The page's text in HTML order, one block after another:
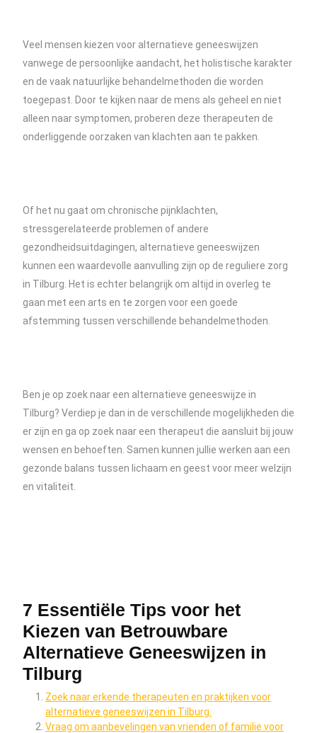
Veel mensen kiezen voor alternatieve geneeswijzen
vanwege de persoonlijke aandacht, het holistische karakter
en de vaak natuurlijke behandelmethoden die worden
toegepast. Door te kijken naar de mens als geheel en niet
alleen naar symptomen, proberen deze therapeuten de
onderliggende oorzaken van klachten aan te pakken.
Of het nu gaat om chronische pijnklachten,
stressgerelateerde problemen of andere
gezondheidsuitdagingen, alternatieve geneeswijzen
kunnen een waardevolle aanvulling zijn op de reguliere zorg
in Tilburg. Het is echter belangrijk om altijd in overleg te
gaan met een arts en te zorgen voor een goede
afstemming tussen verschillende behandelmethoden.
Ben je op zoek naar een alternatieve geneeswijze in
Tilburg? Verdiep je dan in de verschillende mogelijkheden die
er zijn en ga op zoek naar een therapeut die aansluit bij jouw
wensen en behoeften. Samen kunnen jullie werken aan een
gezonde balans tussen lichaam en geest voor meer welzijn
en vitaliteit.
7 Essentiële Tips voor het
Kiezen van Betrouwbare
Alternatieve Geneeswijzen in
Tilburg
Zoek naar erkende therapeuten en praktijken voor
alternatieve geneeswijzen in Tilburg.
Vraag om aanbevelingen van vrienden of familie voor